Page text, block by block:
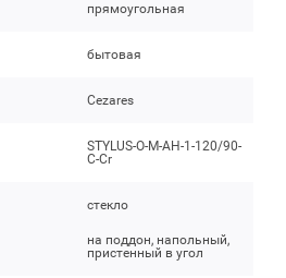
прямоугольная
бытовая
Cezares
STYLUS-O-M-AH-1-120/90-
C-Cr
стекло
на поддон, напольный,
пристенный в угол